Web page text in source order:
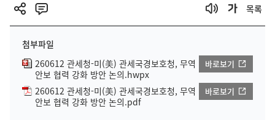
목록
첨부파일
260612 관세청-미(美) 관세국경보호청, 무역
안보 협력 강화 방안 논의.hwpx
바로보기
260612 관세청-미(美) 관세국경보호청, 무역
안보 협력 강화 방안 논의.pdf
바로보기